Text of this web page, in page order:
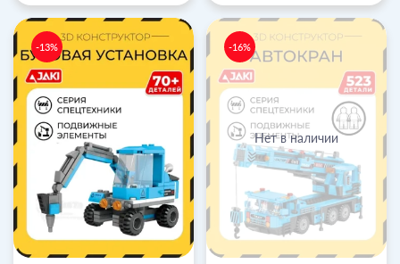
-13%
Нет в наличии
-16%